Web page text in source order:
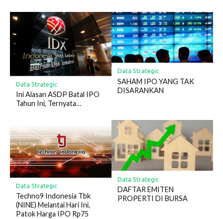
Data Strategic
Ini Alasan ASDP Batal IPO
Tahun Ini, Ternyata…
Data Strategic
SAHAM IPO YANG TAK
DISARANKAN
Data Strategic
Techno9 Indonesia Tbk
(NINE) Melantai Hari Ini,
Patok Harga IPO Rp75
Data Strategic
DAFTAR EMITEN
PROPERTI DI BURSA